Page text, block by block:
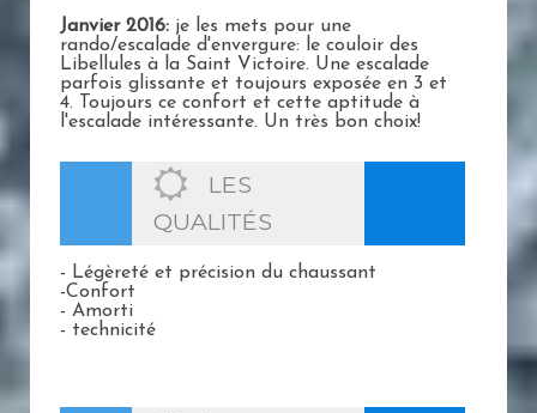
Janvier 2016: je les mets pour une
rando/escalade d'envergure: le couloir des
Libellules à la Saint Victoire. Une escalade
parfois glissante et toujours exposée en 3 et
4. Toujours ce confort et cette aptitude à
l'escalade intéressante. Un très bon choix!
LES
QUALITÉS
- Légèreté et précision du chaussant
-Confort
- Amorti
- technicité